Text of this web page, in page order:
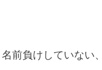
名前負けしていない